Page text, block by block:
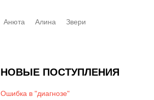
Анюта Алинa Звери
НОВЫЕ ПОСТУПЛЕНИЯ
Ошибка в "диагнозе"